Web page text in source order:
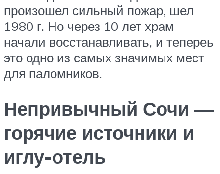
произошел сильный пожар, шел
1980 г. Но через 10 лет храм
начали восстанавливать, и тепереь
это одно из самых значимых мест
для паломников.
Непривычный Сочи —
горячие источники и
иглу-отель